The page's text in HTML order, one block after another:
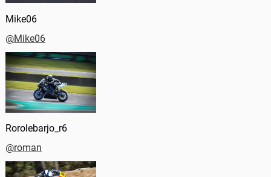
Mike06
@Mike06
Rorolebarjo_r6
@roman